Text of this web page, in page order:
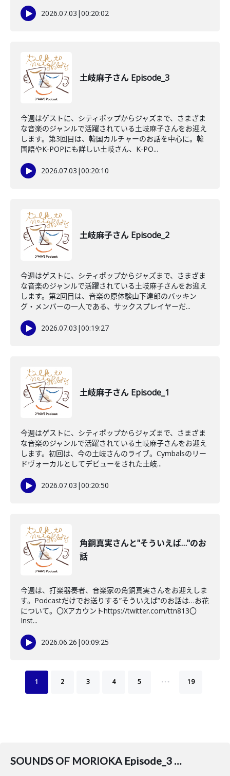
2026.07.03 |00:20:02
土岐麻子さん Episode_3
今週はゲストに、シティポップからジャズまで、さまざま
な音楽のジャンルで活躍されている土岐麻子さんをお迎え
します。第3回目は、韓国カルチャーのお話を中心に。韓
国語やK-POPにも詳しい土岐さん、K-PO...
2026.07.03 |00:20:10
土岐麻子さん Episode_2
今週はゲストに、シティポップからジャズまで、さまざま
な音楽のジャンルで活躍されている土岐麻子さんをお迎え
します。第2回目は、音楽の原体験山下達郎のバッキン
グ・メンバーの一人である、サックスプレイヤーだ...
2026.07.03 |00:19:27
土岐麻子さん Episode_1
今週はゲストに、シティポップからジャズまで、さまざま
な音楽のジャンルで活躍されている土岐麻子さんをお迎え
します。初回は、今の土岐さんのライブ。Cymbalsのリー
ドヴォーカルとしてデビューをされた土岐...
2026.07.03 |00:20:50
角銅真実さんと"そういえば…"のお
話
今週は、打楽器奏者、音楽家の角銅真実さんをお迎えしま
す。Podcastだけでお送りする”そういえば”のお話は…お花
について。〇Xアカウントhttps://twitter.com/ttn813〇
Inst...
2026.06.26 |00:09:25
1 2 3 4 5 … 19
SOUNDS OF MORIOKA Episode_3 松田文登さん